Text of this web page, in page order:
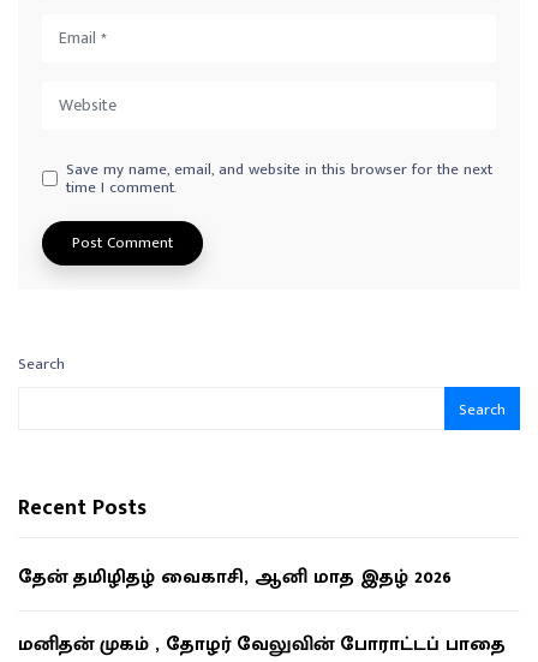
Save my name, email, and website in this browser for the next
time I comment.
Search
Search
Recent Posts
தேன் தமிழிதழ் வைகாசி, ஆனி மாத இதழ் 2026
மனிதன் முகம் , தோழர் வேலுவின் போராட்டப் பாதை